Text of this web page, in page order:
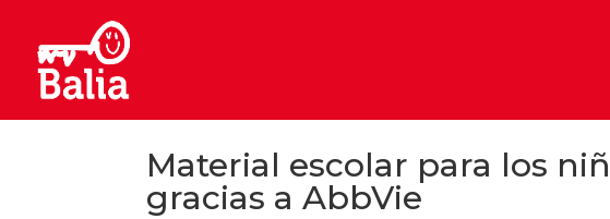
Material escolar para los
gracias a AbbVie